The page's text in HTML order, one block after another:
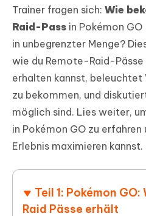
Trainer fragen sich: Wie
Raid-Pass in Pokémon
in unbegrenzter Menge?
wie du Remote-Raid-Pässe
erhalten kannst, beleuchtet
zu bekommen, und
möglich sind. Lies weiter,
in Pokémon GO zu
Erlebnis maximieren kannst.
Teil 1: Pokémon
Raid Pässe erhält